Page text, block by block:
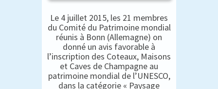
Le 4 juillet 2015, les 21 membres
du Comité du Patrimoine mondial
réunis à Bonn (Allemagne) on
donné un avis favorable à
l’inscription des Coteaux, Maisons
et Caves de Champagne au
patrimoine mondial de l’UNESCO,
dans la catégorie « Paysage